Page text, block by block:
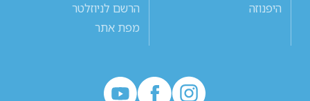
היפנוזה
הרשם לניוזלטר
מפת אתר